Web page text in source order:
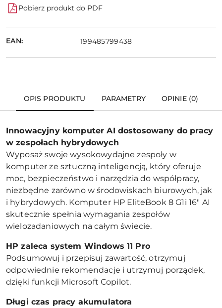
Pobierz produkt do PDF
EAN: 199485799438
OPIS PRODUKTU PARAMETRY OPINIE (0)
Innowacyjny komputer AI dostosowany do pracy
w zespołach hybrydowych
Wyposaż swoje wysokowydajne zespoły w
komputer ze sztuczną inteligencją, który oferuje
moc, bezpieczeństwo i narzędzia do współpracy,
niezbędne zarówno w środowiskach biurowych, jak
i hybrydowych. Komputer HP EliteBook 8 G1i 16" AI
skutecznie spełnia wymagania zespołów
wielozadaniowych na całym świecie.
HP zaleca system Windows 11 Pro
Podsumowuj i przepisuj zawartość, otrzymuj
odpowiednie rekomendacje i utrzymuj porządek,
dzięki funkcji Microsoft Copilot.
Długi czas pracy akumulatora